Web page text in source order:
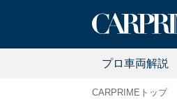
プロ車両解説
CARPRIMEトップ